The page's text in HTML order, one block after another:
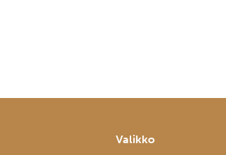
Valikko